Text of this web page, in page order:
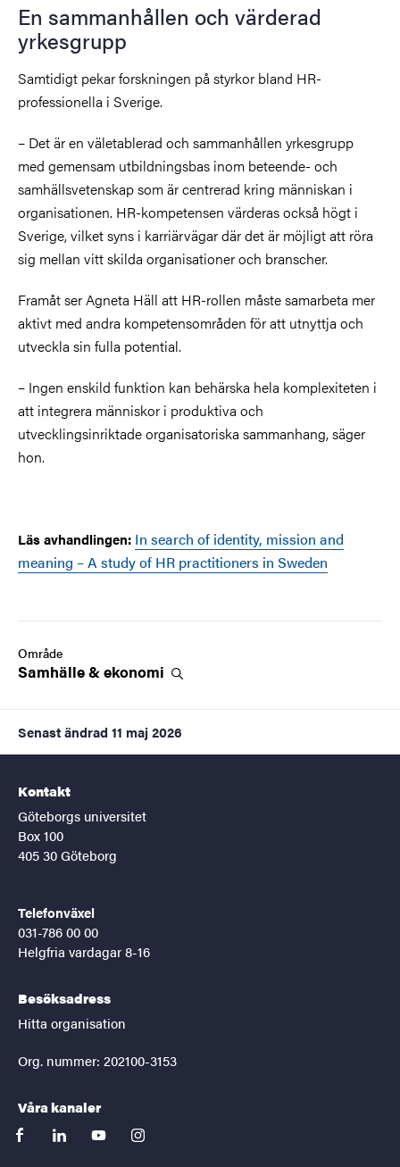
En sammanhållen och värderad
yrkesgrupp
Samtidigt pekar forskningen på styrkor bland HR-
professionella i Sverige.
– Det är en väletablerad och sammanhållen yrkesgrupp
med gemensam utbildningsbas inom beteende- och
samhällsvetenskap som är centrerad kring människan i
organisationen. HR-kompetensen värderas också högt i
Sverige, vilket syns i karriärvägar där det är möjligt att röra
sig mellan vitt skilda organisationer och branscher.
Framåt ser Agneta Häll att HR-rollen måste samarbeta mer
aktivt med andra kompetensområden för att utnyttja och
utveckla sin fulla potential.
– Ingen enskild funktion kan behärska hela komplexiteten i
att integrera människor i produktiva och
utvecklingsinriktade organisatoriska sammanhang, säger
hon.
Läs avhandlingen: In search of identity, mission and
meaning – A study of HR practitioners in Sweden
Område
Samhälle &ekonomi
Senast ändrad 11 maj 2026
Kontakt
Göteborgs universitet
Box 100
405 30 Göteborg
Telefonväxel
031-786 00 00
Helgfria vardagar 8-16
Besöksadress
Hitta organisation
Org. nummer: 202100-3153
Våra kanaler
facebooklinkedinyoutubeinstagram